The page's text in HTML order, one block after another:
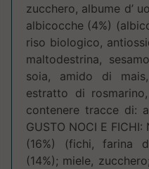
zucchero, albume d’
albicocche (4%)
riso biologico,
maltodestrina,
soia, amido di
estratto di
contenere tracce di:
GUSTO NOCI E
(16%) (fichi, farina
(14%); miele,